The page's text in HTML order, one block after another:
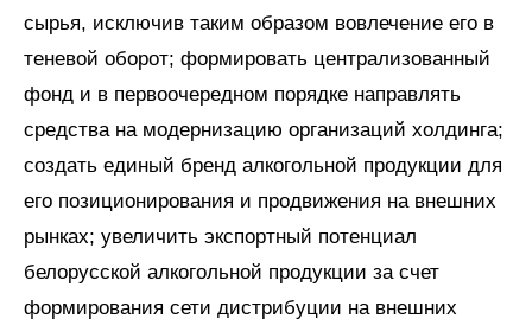
сырья, исключив таким образом вовлечение его в
теневой оборот; формировать централизованный
фонд и в первоочередном порядке направлять
средства на модернизацию организаций холдинга;
создать единый бренд алкогольной продукции для
его позиционирования и продвижения на внешних
рынках; увеличить экспортный потенциал
белорусской алкогольной продукции за счет
формирования сети дистрибуции на внешних